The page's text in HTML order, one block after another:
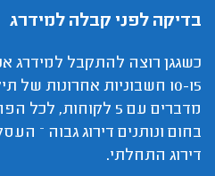
בדיקה לפני קבלה למידרג
כשגגן רוצה להתקבל למידרג
10-15 חשבוניות אחרונות של
מדברים עם 5
בחום ונותנים דירוג גבוה –
דירוג התחלתי.